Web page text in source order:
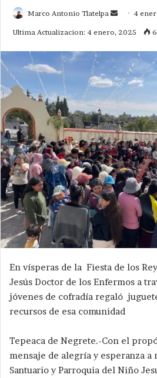
Marco Antonio Tlatelpa
Send 4
Ultima Actualizacion: 4 enero, 2025
En vísperas de la Fiesta de los
Jesús Doctor de los Enfermos a
jóvenes de cofradía regaló
recursos de esa comunidad
Tepeaca de Negrete.-Con el
mensaje de alegría y esperanza a
Santuario y Parroquia del Niño